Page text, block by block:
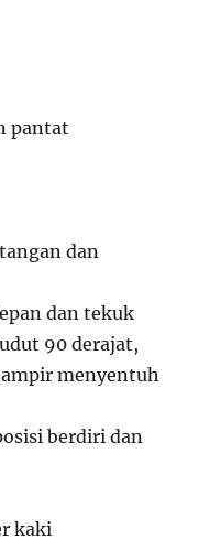
pantat
dan
dan tekuk
90 derajat,
menyentuh
berdiri dan
kaki